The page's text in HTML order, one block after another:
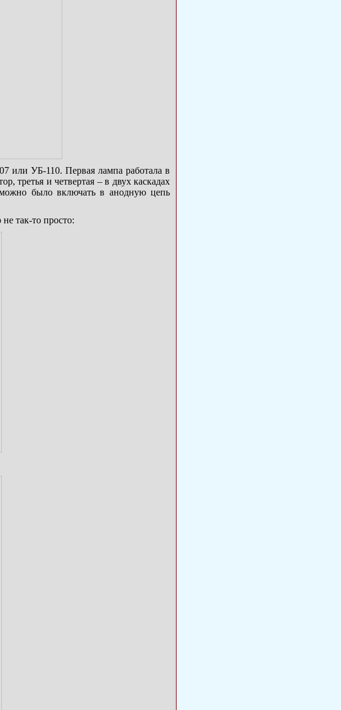
или УБ-110. Первая лампа работала в
третья и четвертая – в двух каскадах
можно было включать в анодную цепь
так-то просто: